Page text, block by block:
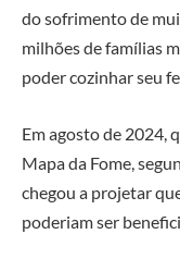
do sofrimento de
milhões de famílias
poder cozinhar seu
Em agosto de 2024,
Mapa da Fome,
chegou a projetar
poderiam ser